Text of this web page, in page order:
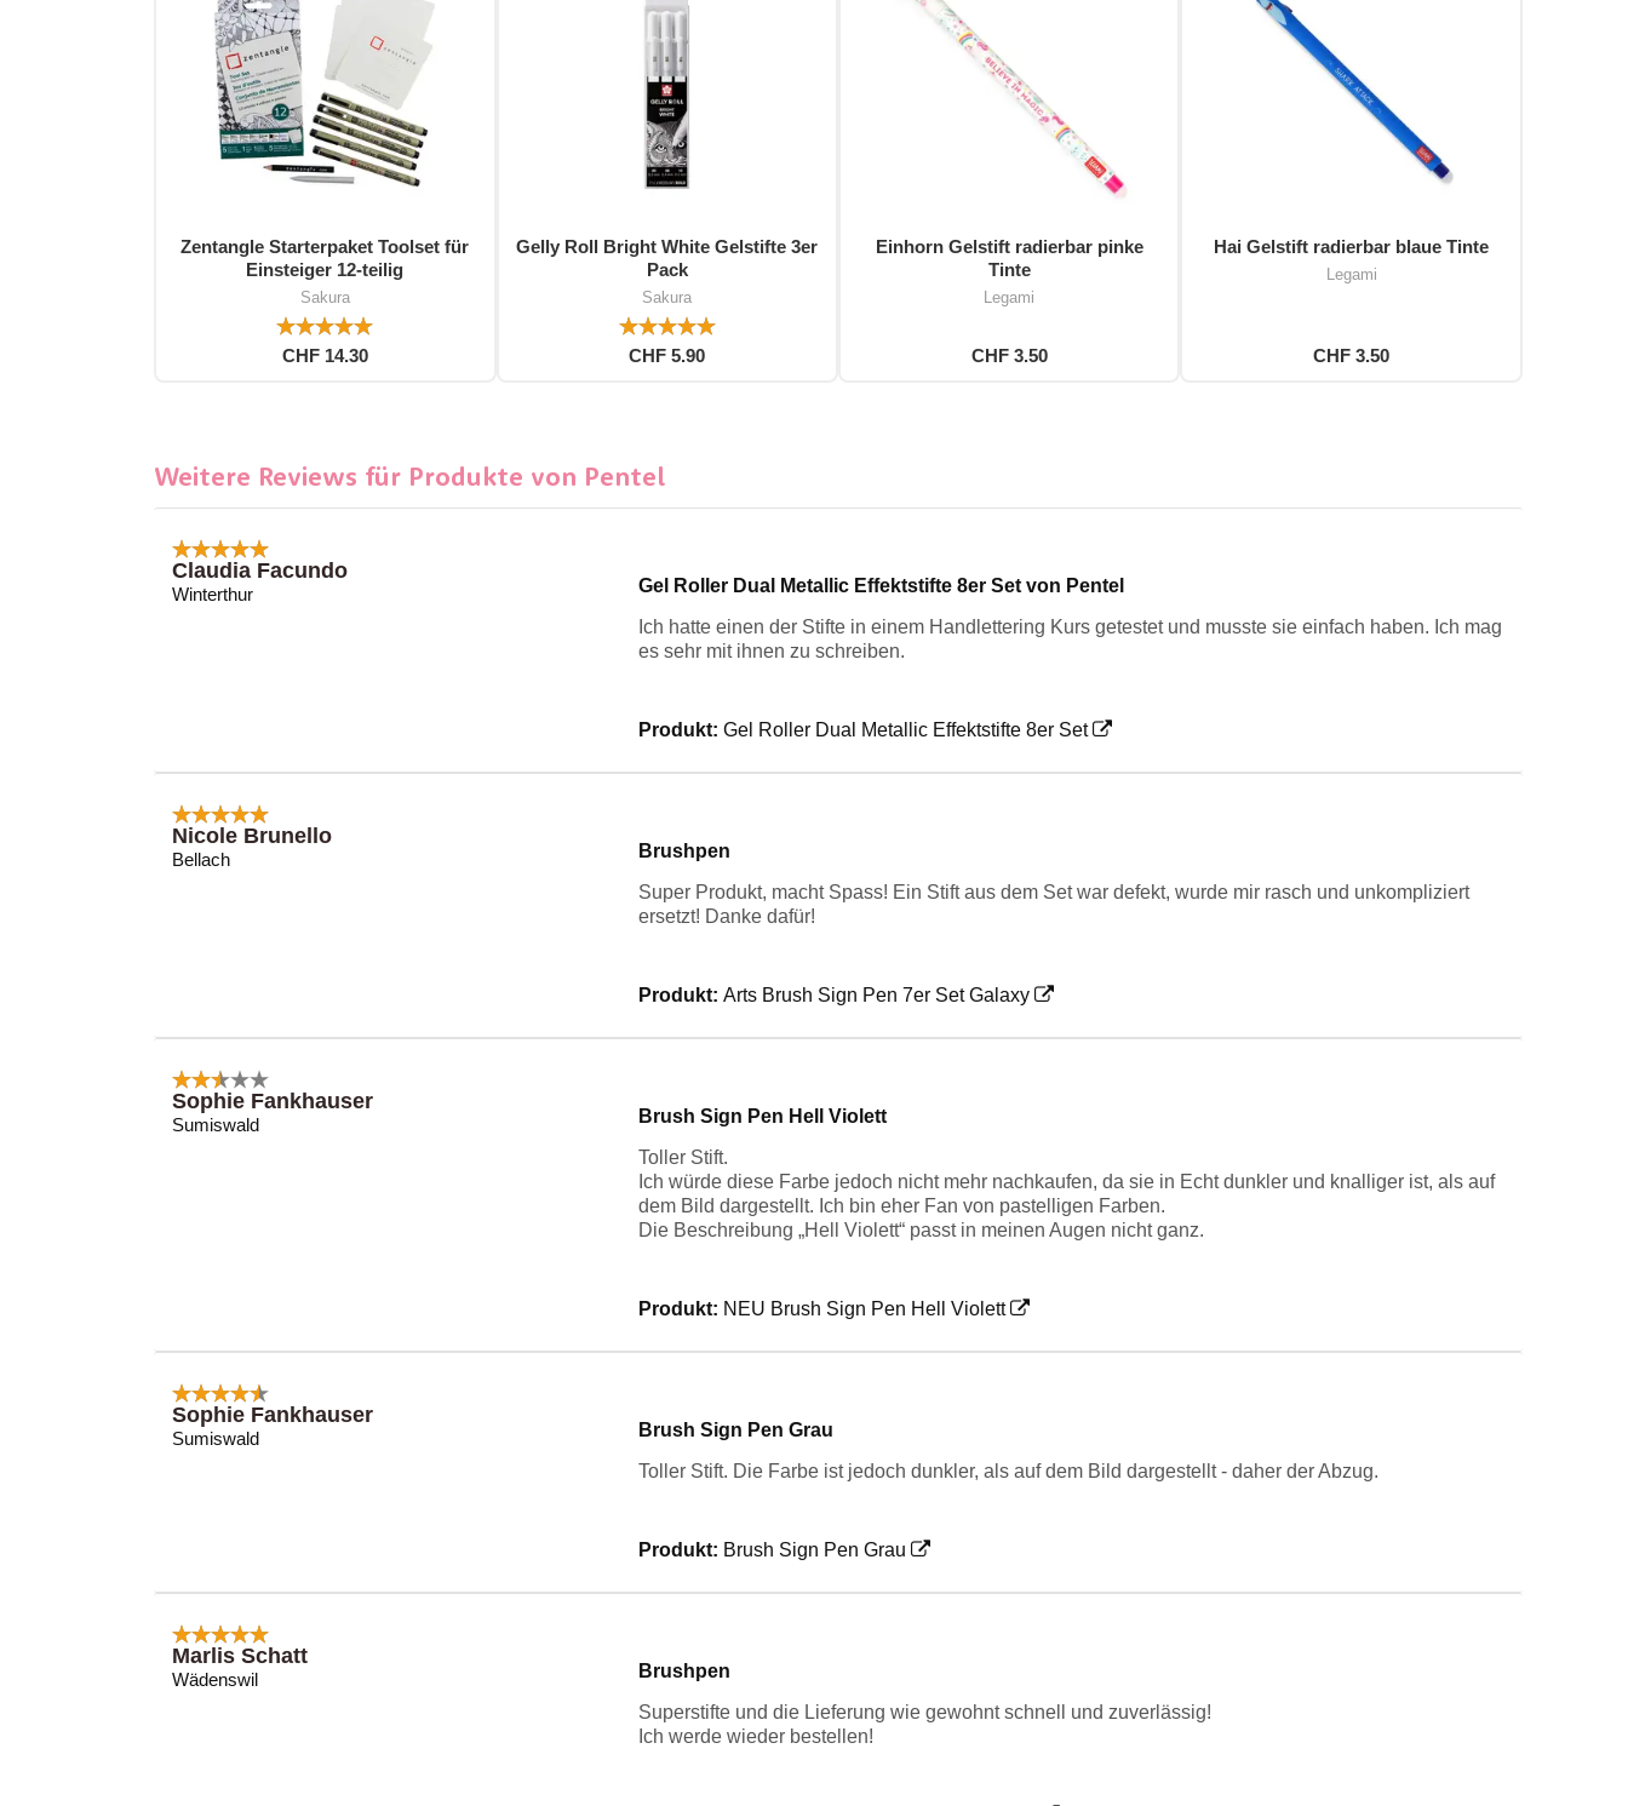
Zentangle Starterpaket Toolset für
Einsteiger 12-teilig
Sakura
CHF 14.30
Gelly Roll Bright White Gelstifte 3er
Pack
Sakura
CHF 5.90
Einhorn Gelstift radierbar pinke
Tinte
Legami
CHF 3.50
Hai Gelstift radierbar blaue Tinte
Legami
CHF 3.50
Weitere Reviews für Produkte von Pentel
Claudia Facundo
Winterthur
Gel Roller Dual Metallic Effektstifte 8er Set von Pentel
Ich hatte einen der Stifte in einem Handlettering Kurs getestet und musste sie einfach haben. Ich mag
es sehr mit ihnen zu schreiben.
Produkt:Gel Roller Dual Metallic Effektstifte 8er Set
Nicole Brunello
Bellach
Brushpen
Super Produkt, macht Spass! Ein Stift aus dem Set war defekt, wurde mir rasch und unkompliziert
ersetzt! Danke dafür!
Produkt:Arts Brush Sign Pen 7er Set Galaxy
Sophie Fankhauser
Sumiswald
Brush Sign Pen Hell Violett
Toller Stift.
Ich würde diese Farbe jedoch nicht mehr nachkaufen, da sie in Echt dunkler und knalliger ist, als auf
dem Bild dargestellt. Ich bin eher Fan von pastelligen Farben.
Die Beschreibung „Hell Violett“ passt in meinen Augen nicht ganz.
Produkt: NEU Brush Sign Pen Hell Violett
Sophie Fankhauser
Sumiswald
Brush Sign Pen Grau
Toller Stift. Die Farbe ist jedoch dunkler, als auf dem Bild dargestellt - daher der Abzug.
Produkt: Brush Sign Pen Grau
Marlis Schatt
Wädenswil
Brushpen
Superstifte und die Lieferung wie gewohnt schnell und zuverlässig!
Ich werde wieder bestellen!